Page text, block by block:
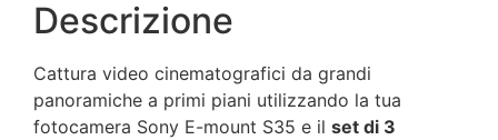
Descrizione
Cattura video cinematografici da grandi
panoramiche a primi piani utilizzando la tua
fotocamera Sony E-mount S35 e il set di 3